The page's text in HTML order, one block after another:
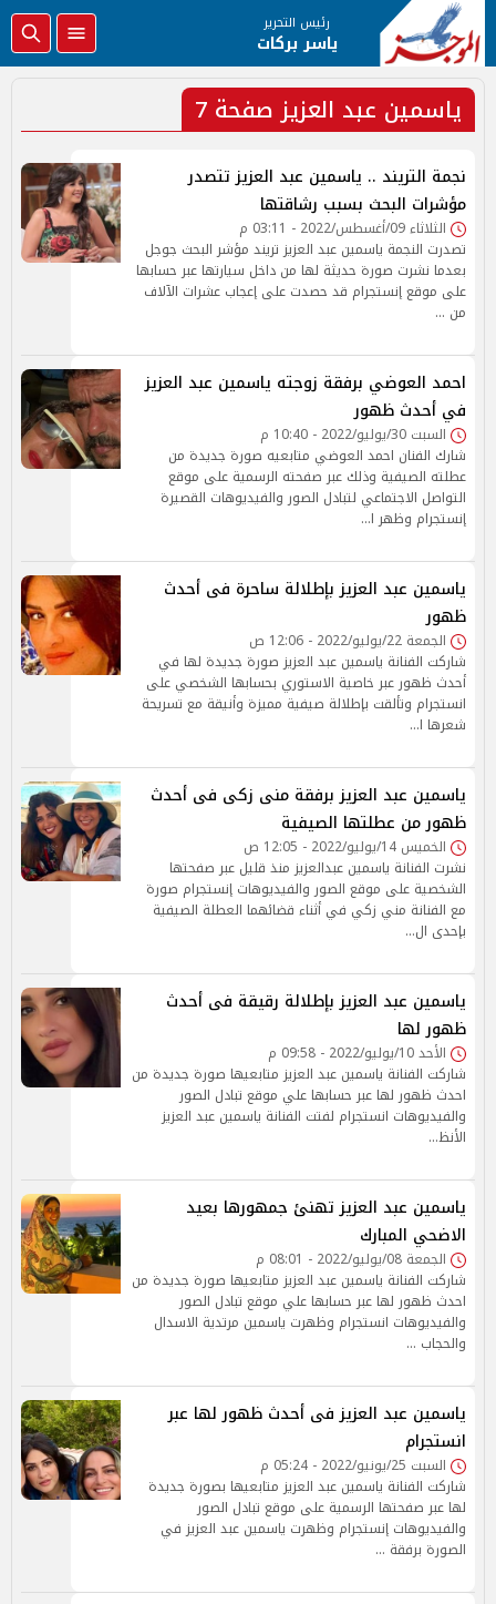
رئيس التحرير
ياسر بركات
ياسمين عبد العزيز صفحة 7
نجمة التريند .. ياسمين عبد العزيز تتصدر
مؤشرات البحث بسبب رشاقتها
الثلاثاء 09/أغسطس/2022 - 03:11 م
تصدرت النجمة ياسمين عبد العزيز تريند مؤشر البحث جوجل
بعدما نشرت صورة حديثة لها من داخل سيارتها عبر حسابها
على موقع إنستجرام قد حصدت على إعجاب عشرات الآلاف
من …
احمد العوضي برفقة زوجته ياسمين عبد العزيز
في أحدث ظهور
السبت 30/يوليو/2022 - 10:40 م
شارك الفنان احمد العوضي متابعيه صورة جديدة من
عطلته الصيفية وذلك عبر صفحته الرسمية على موقع
التواصل الاجتماعي لتبادل الصور والفيديوهات القصيرة
إنستجرام وظهر ا…
ياسمين عبد العزيز بإطلالة ساحرة فى أحدث
ظهور
الجمعة 22/يوليو/2022 - 12:06 ص
شاركت الفنانة ياسمين عبد العزيز صورة جديدة لها في
أحدث ظهور عبر خاصية الاستوري بحسابها الشخصي على
انستجرام وتألقت بإطلالة صيفية مميزة وأنيقة مع تسريحة
شعرها ا…
ياسمين عبد العزيز برفقة منى زكى فى أحدث
ظهور من عطلتها الصيفية
الخميس 14/يوليو/2022 - 12:05 ص
نشرت الفنانة ياسمين عبدالعزيز منذ قليل عبر صفحتها
الشخصية على موقع الصور والفيديوهات إنستجرام صورة
مع الفنانة مني زكي في أثناء قضائهما العطلة الصيفية
بإحدى ال…
ياسمين عبد العزيز بإطلالة رقيقة فى أحدث
ظهور لها
الأحد 10/يوليو/2022 - 09:58 م
شاركت الفنانة ياسمين عبد العزيز متابعيها صورة جديدة من
احدث ظهور لها عبر حسابها علي موقع تبادل الصور
والفيديوهات انستجرام لفتت الفنانة ياسمين عبد العزيز
الأنظ…
ياسمين عبد العزيز تهنئ جمهورها بعيد
الاضحي المبارك
الجمعة 08/يوليو/2022 - 08:01 م
شاركت الفنانة ياسمين عبد العزيز متابعيها صورة جديدة من
احدث ظهور لها عبر حسابها علي موقع تبادل الصور
والفيديوهات انستجرام وظهرت ياسمين مرتدية الاسدال
والحجاب …
ياسمين عبد العزيز فى أحدث ظهور لها عبر
انستجرام
السبت 25/يونيو/2022 - 05:24 م
شاركت الفنانة ياسمين عبد العزيز متابعيها بصورة جديدة
لها عبر صفحتها الرسمية على موقع تبادل الصور
والفيديوهات إنستجرام وظهرت ياسمين عبد العزيز في
الصورة برفقة …